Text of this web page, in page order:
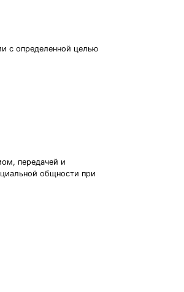
с определенной целью
передачей и
общности при